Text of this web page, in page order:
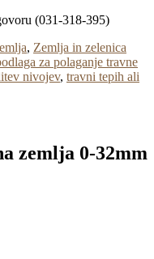
(031-318-395)
, Zemlja in zelenica
za polaganje travne
nivojev, travni tepih ali
zemlja 0-32mm